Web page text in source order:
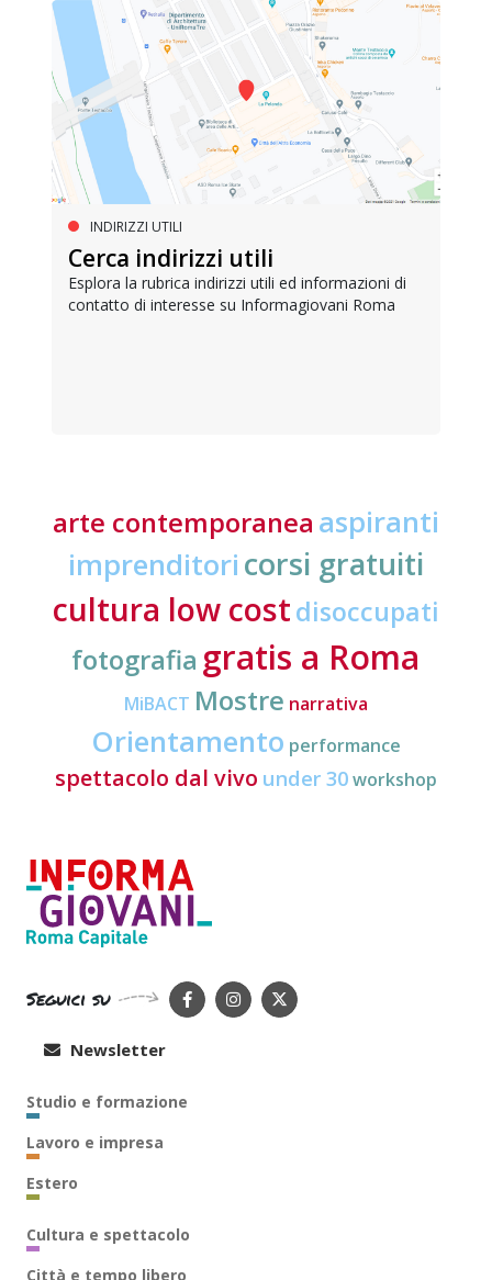
INDIRIZZI UTILI
Cerca indirizzi utili
Esplora la rubrica indirizzi utili ed informazioni di
contatto di interesse su Informagiovani Roma
arte contemporanea aspiranti
imprenditori corsi gratuiti
cultura low costdisoccupati
fotografia gratis a Roma
MiBACT Mostre narrativa
Orientamento performance
spettacolo dal vivo under 30workshop
Seguici su
Newsletter
Studio e formazione
Lavoro e impresa
Estero
Cultura e spettacolo
Città e tempo libero